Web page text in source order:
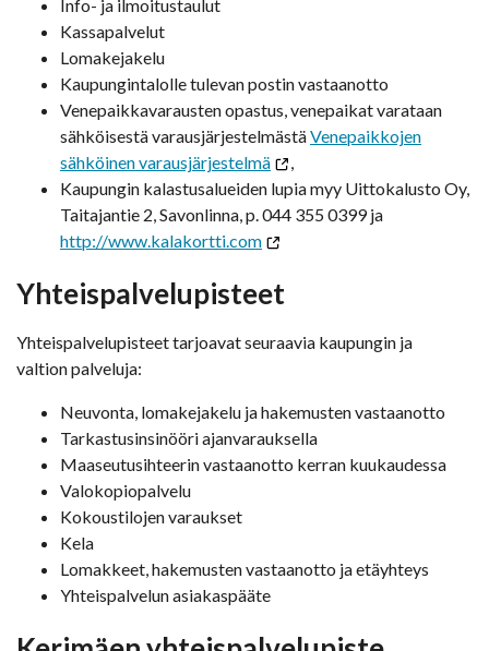
Info- ja ilmoitustaulut
Kassapalvelut
Lomakejakelu
Kaupungintalolle tulevan postin vastaanotto
Venepaikkavarausten opastus, venepaikat varataan
sähköisestä varausjärjestelmästäVenepaikkojen
sähköinen varausjärjestelmä
,
Kaupungin kalastusalueiden lupia myy Uittokalusto Oy,
Taitajantie 2, Savonlinna, p. 044 355 0399 ja
http://www.kalakortti.com
Yhteispalvelupisteet
Yhteispalvelupisteet tarjoavat seuraavia kaupungin ja
valtion palveluja:
Neuvonta, lomakejakelu ja hakemusten vastaanotto
Tarkastusinsinööri ajanvarauksella
Maaseutusihteerin vastaanotto kerran kuukaudessa
Valokopiopalvelu
Kokoustilojen varaukset
Kela
Lomakkeet, hakemusten vastaanotto ja etäyhteys
Yhteispalvelun asiakaspääte